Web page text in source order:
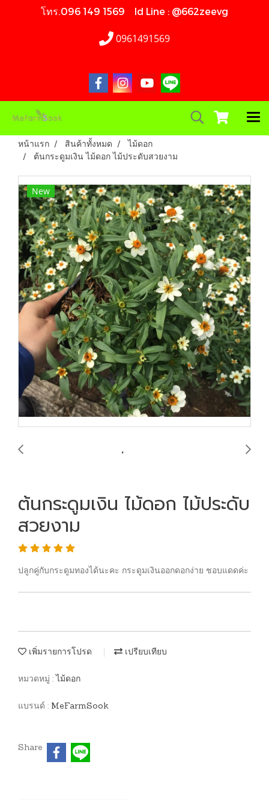
โทร.096 149 1569 Id Line : @662zeevg
0961491569
หน้าแรก สินค้าทั้งหมด
ไม้ดอก
ต้นกระดูมเงิน ไม้ดอก ไม้ประดับสวยงาม
New
ต้นกระดูมเงิน ไม้ดอก ไม้ประดับ
สวยงาม
ปลูกคู่กับกระดูมทองได้นะคะ กระดูมเงินออกดอกง่าย ชอบแดดค่ะ
เพิ่มรายการโปรด เปรียบเทียบ
หมวดหมู่ : ไม้ดอก
แบรนด์ : MeFarmSook
Share